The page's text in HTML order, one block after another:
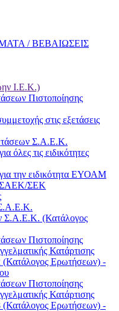
/ ΒΕΒΑΙΩΣΕΙΣ
Ι.Ε.Κ.)
Πιστοποίησης
στις εξετάσεις
Σ.Α.Ε.Κ.
όλες τις ειδικότητες
την ειδικότητα ΕΥΟΑΜ
ΣΑΕΚ/ΣΕΚ
Σ.Α.Ε.Κ. (Κατάλογος
Πιστοποίησης
Κατάρτισης
Ερωτήσεων) -
Πιστοποίησης
Κατάρτισης
Ερωτήσεων) -